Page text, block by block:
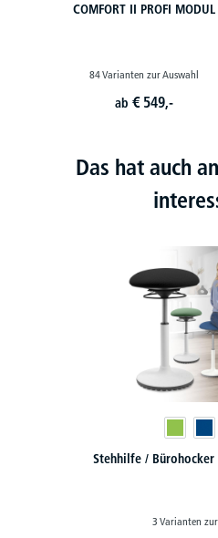
COMFORT II PROFI MODUL
84 Varianten zur Auswahl
ab€ 549,-
Das hat auch
Stehhilfe / Bürohocker
3 Varianten